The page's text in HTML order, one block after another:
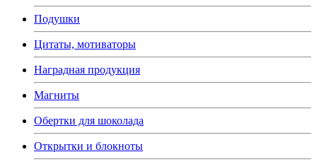
Подушки
Цитаты, мотиваторы
Наградная продукция
Магниты
Обертки для шоколада
Открытки и блокноты